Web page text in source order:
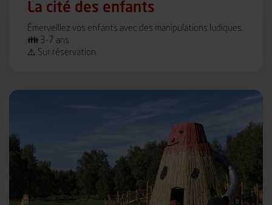
La cité des enfants
Émerveillez vos enfants avec des manipulations ludiques.
👪 3-7 ans
⚠️ Sur réservation